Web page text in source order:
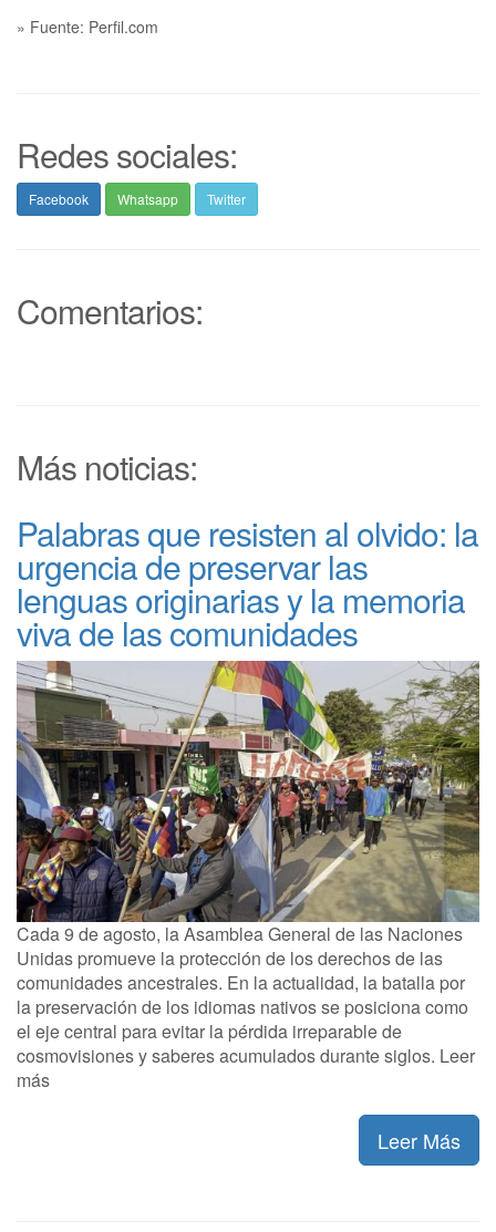
» Fuente: Perfil.com
Redes sociales:
Facebook Whatsapp Twitter
Comentarios:
Más noticias:
Palabras que resisten al olvido: la
urgencia de preservar las
lenguas originarias y la memoria
viva de las comunidades
Cada 9 de agosto, la Asamblea General de las Naciones
Unidas promueve la protección de los derechos de las
comunidades ancestrales. En la actualidad, la batalla por
la preservación de los idiomas nativos se posiciona como
el eje central para evitar la pérdida irreparable de
cosmovisiones y saberes acumulados durante siglos. Leer
más
Leer Más